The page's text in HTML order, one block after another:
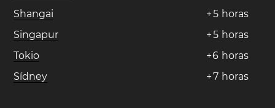
Shangai
+5 horas
Singapur
+5 horas
Tokio
+6 horas
Sídney
+7 horas